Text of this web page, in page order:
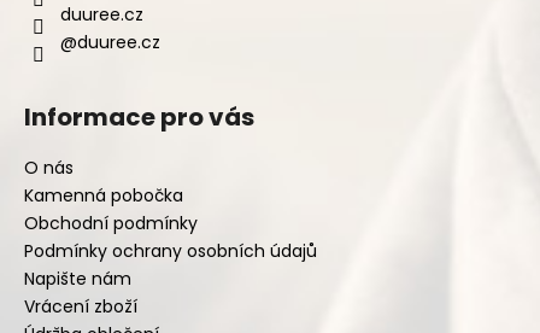
duuree.cz
@duuree.cz
Informace pro vás
O nás
Kamenná pobočka
Obchodní podmínky
Podmínky ochrany osobních údajů
Napište nám
Vrácení zboží